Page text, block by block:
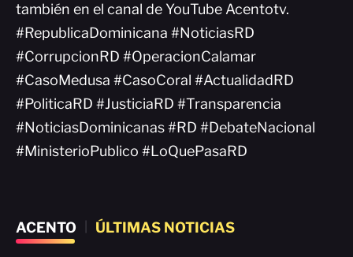
también en el canal de YouTube Acentotv.
#RepublicaDominicana #NoticiasRD
#CorrupcionRD #OperacionCalamar
#CasoMedusa #CasoCoral #ActualidadRD
#PoliticaRD #JusticiaRD #Transparencia
#NoticiasDominicanas #RD #DebateNacional
#MinisterioPublico #LoQuePasaRD
ACENTO ÚLTIMAS NOTICIAS